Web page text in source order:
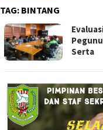
TAG: BINTANG
Serta